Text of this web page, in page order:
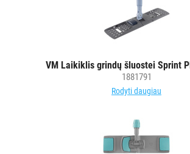
VM Laikiklis grindų šluostei Sprint
1881791
Rodyti daugiau